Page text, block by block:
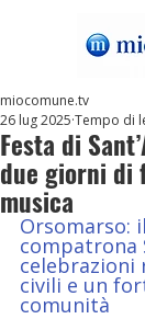
Festa di
due giorni di
musica
miocomune.tv
26 lug 2025 Tempo di
Orsomarso:
compatrona
celebrazioni
civili e un
comunità